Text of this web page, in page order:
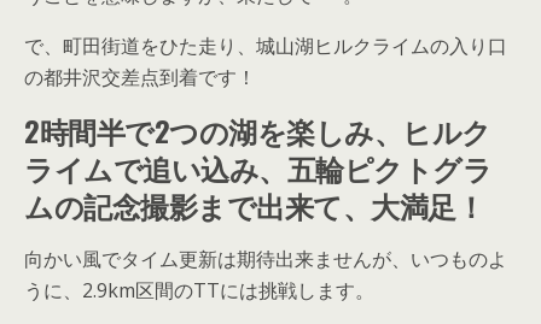
で、町田街道をひた走り、城山湖ヒルクライムの入り口
の都井沢交差点到着です！
2時間半で2つの湖を楽しみ、ヒルク
ライムで追い込み、五輪ピクトグラ
ムの記念撮影まで出来て、大満足！
向かい風でタイム更新は期待出来ませんが、いつものよ
うに、2.9km区間のTTには挑戦します。